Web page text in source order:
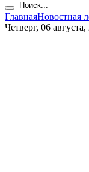
ГлавнаяНовостная
Четверг, 06